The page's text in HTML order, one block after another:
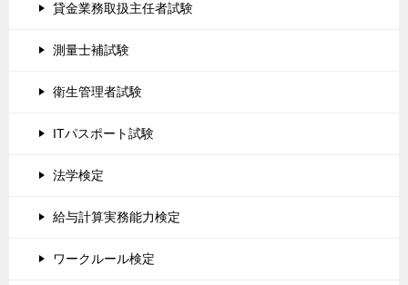
貸金業務取扱主任者試験
測量士補試験
衛生管理者試験
ITパスポート試験
法学検定
給与計算実務能力検定
ワークルール検定